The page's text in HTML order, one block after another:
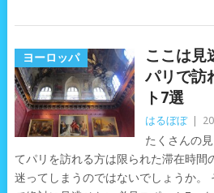
ヨーロッパ
ここは見
パリで訪
ト7選
はるぼぼ
たくさんの
てパリを訪れる方は限られた滞在時間
迷ってしまうのではないでしょうか。